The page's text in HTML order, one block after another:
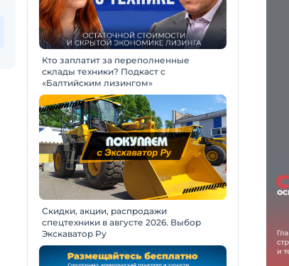
Кто заплатит за переполненные
склады техники? Подкаст с
«Балтийским лизингом»
Скидки, акции, распродажи
спецтехники в августе 2026. Выбор
Экскаватор Ру